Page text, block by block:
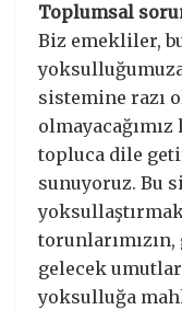
Toplumsal
Biz emekliler,
sistemine razı
topluca dile
sunuyoruz. Bu
gelecek
yoksulluğa